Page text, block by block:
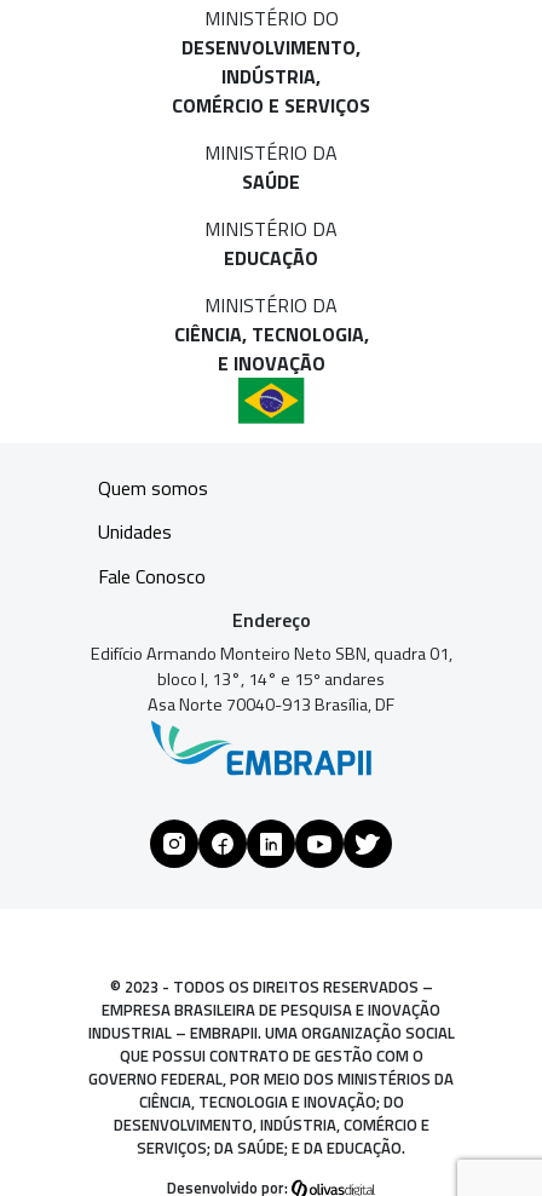
MINISTÉRIO DO
DESENVOLVIMENTO,
INDÚSTRIA,
COMÉRCIO E SERVIÇOS
MINISTÉRIO DA
SAÚDE
MINISTÉRIO DA
EDUCAÇÃO
MINISTÉRIO DA
CIÊNCIA, TECNOLOGIA,
E INOVAÇÃO
Quem somos
Unidades
Fale Conosco
Endereço
Edifício Armando Monteiro Neto SBN, quadra 01,
bloco I, 13°, 14° e 15º andares
Asa Norte 70040-913 Brasília, DF
© 2023 - TODOS OS DIREITOS RESERVADOS –
EMPRESA BRASILEIRA DE PESQUISA E INOVAÇÃO
INDUSTRIAL – EMBRAPII. UMA ORGANIZAÇÃO SOCIAL
QUE POSSUI CONTRATO DE GESTÃO COM O
GOVERNO FEDERAL, POR MEIO DOS MINISTÉRIOS DA
CIÊNCIA, TECNOLOGIA E INOVAÇÃO; DO
DESENVOLVIMENTO, INDÚSTRIA, COMÉRCIO E
SERVIÇOS; DA SAÚDE; E DA EDUCAÇÃO.
Desenvolvido por: